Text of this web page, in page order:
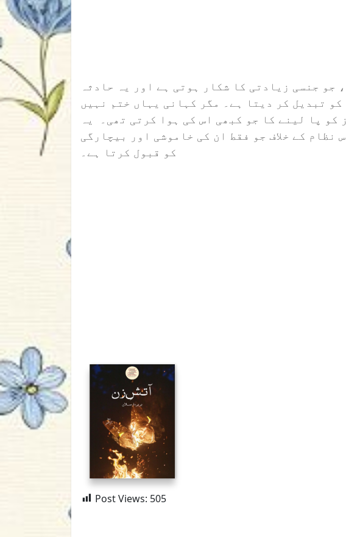
جو جنسی زیادتی کا شکار ہوتی ہے اور یہ حادثہ
تبدیل کر دیتا ہے۔ مگر کہانی یہاں ختم نہیں
کو پا لینے کا جو کبھی اس کی ہوا کرتی تھی۔ یہ
نظام کے خلاف جو فقط ان کی خاموشی اور بیچارگی
Post Views: 505